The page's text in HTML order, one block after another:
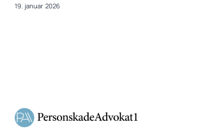
19. januar 2026